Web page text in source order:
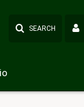
SEARCH